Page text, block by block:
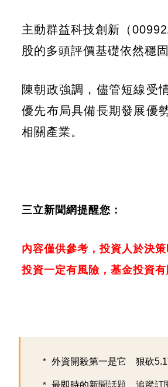
主動群益科技創新（
股的多頭評價基礎依然穩
陳朝政強調，儘管短線受
優先布局具備長期發展優
相關產業。
三立新聞網提醒您：
內容僅供參考，投資人於決
投資一定有風險，基金投資
外資開殺第一是它 狠砍
最即時的新聞話題 追蹤訂